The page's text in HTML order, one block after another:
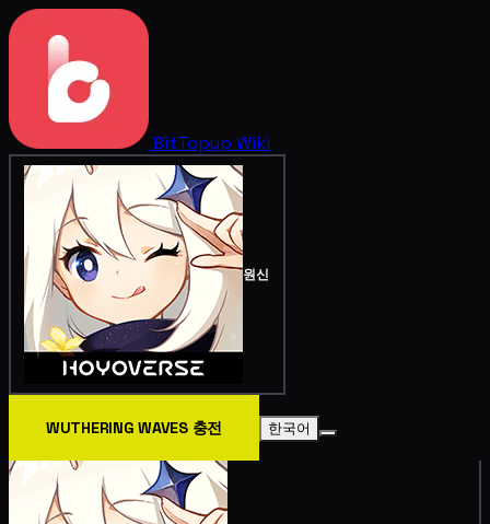
BitTopup Wiki
원신
WUTHERING WAVES 충전 한국어